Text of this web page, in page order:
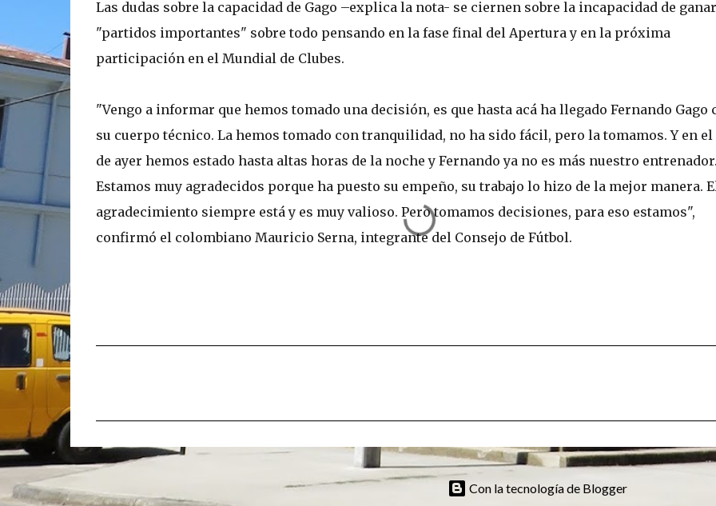
Las dudas sobre la capacidad de Gago –explica la nota- se ciernen sobre la incapacidad de ganar
"partidos importantes" sobre todo pensando en la fase final del Apertura y en la próxima
participación en el Mundial de Clubes.
"Vengo a informar que hemos tomado una decisión, es que hasta acá ha llegado Fernando Gago
su cuerpo técnico. La hemos tomado con tranquilidad, no ha sido fácil, pero la tomamos. Y en el
de ayer hemos estado hasta altas horas de la noche y Fernando ya no es más nuestro entrenador.
Estamos muy agradecidos porque ha puesto su empeño, su trabajo lo hizo de la mejor manera.
agradecimiento siempre está y es muy valioso. Pero tomamos decisiones, para eso estamos",
confirmó el colombiano Mauricio Serna, integrante del Consejo de Fútbol.
n
Con la tecnología de Blogger